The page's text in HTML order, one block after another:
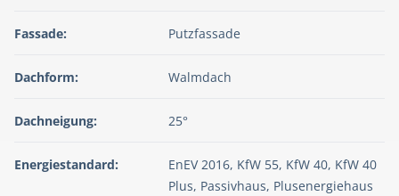
Fassade: Putzfassade
Dachform: Walmdach
Dachneigung: 25°
Energiestandard:
EnEV 2016, KfW 55, KfW 40, KfW 40
Plus, Passivhaus, Plusenergiehaus